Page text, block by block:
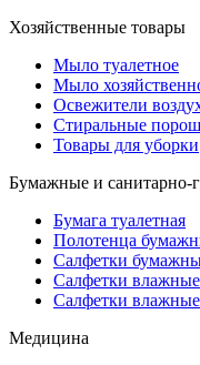
Хозяйственные товары
Мыло туалетное
Мыло
Освежители
Стиральные
Товары для уборки
Бумажные и санитарно-
Бумага туалетная
Полотенца
Салфетки
Салфетки влажные
Салфетки влажные
Медицина